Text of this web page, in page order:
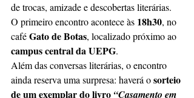
de trocas, amizade e descobertas literárias.
O primeiro encontro acontece às 18h30, no
café Gato de Botas, localizado próximo ao
campus central da UEPG.
Além das conversas literárias, o encontro
ainda reserva uma surpresa: haverá o sorteio
de um exemplar do livro “Casamento em